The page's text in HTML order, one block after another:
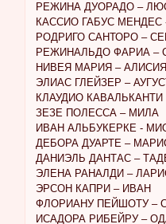
РЕЖИНА ДУОРАДО –
КАССИО ГАБУС МЕНДЕС
РОДРИГО САНТОРО –
РЕЖИНАЛЬДО ФАРИА –
НИВЕЯ МАРИЯ – АЛИСИЯ
ЭЛИАС ГЛЕЙЗЕР –
КЛАУДИО
ЗЕЗЕ ПОЛЕССА – МИЛА
ИВАН АЛЬБУКЕРКЕ -
ДЕБОРА ДУАРТЕ –
ДАНИЭЛЬ ДАНТАС –
ЭЛЕНА РАНАЛДИ –
ЭРСОН КАПРИ – ИВАН
ФЛОРИАНУ ПЕЙШОТУ –
ИСАДОРА РИБЕЙРУ –